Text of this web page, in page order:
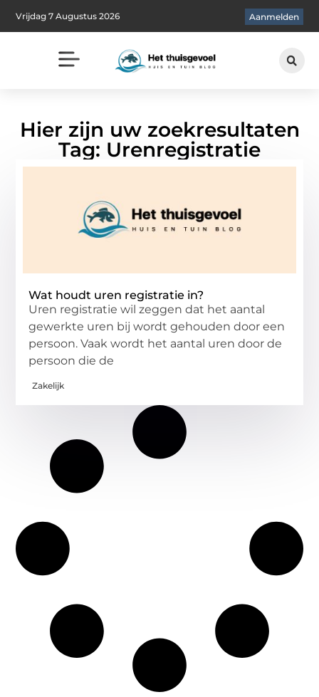
Vrijdag 7 Augustus 2026 Aanmelden
Hier zijn uw zoekresultaten
Tag: Urenregistratie
Wat houdt uren registratie in?
Uren registratie wil zeggen dat het aantal
gewerkte uren bij wordt gehouden door een
persoon. Vaak wordt het aantal uren door de
persoon die de
Zakelijk